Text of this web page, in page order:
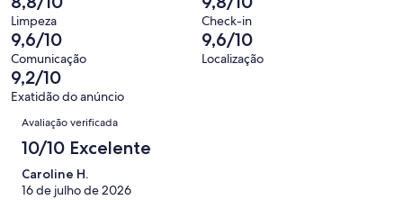
50
avaliações.
de
50
avaliações.
“Razoável”.
8
de
50
avaliações.
significa
“Mau”.
2
de
50
avaliações.
o
que
significa
“Péssimo”.
0
50
avaliações.
Limpeza Check-in
9,6/10
Comunicação
9,6/10
Localização
9,2/10
Exatidão do anúncio
Avaliações
Avaliação verificada
10/10 Excelente
Caroline H.
16 de julho de 2026